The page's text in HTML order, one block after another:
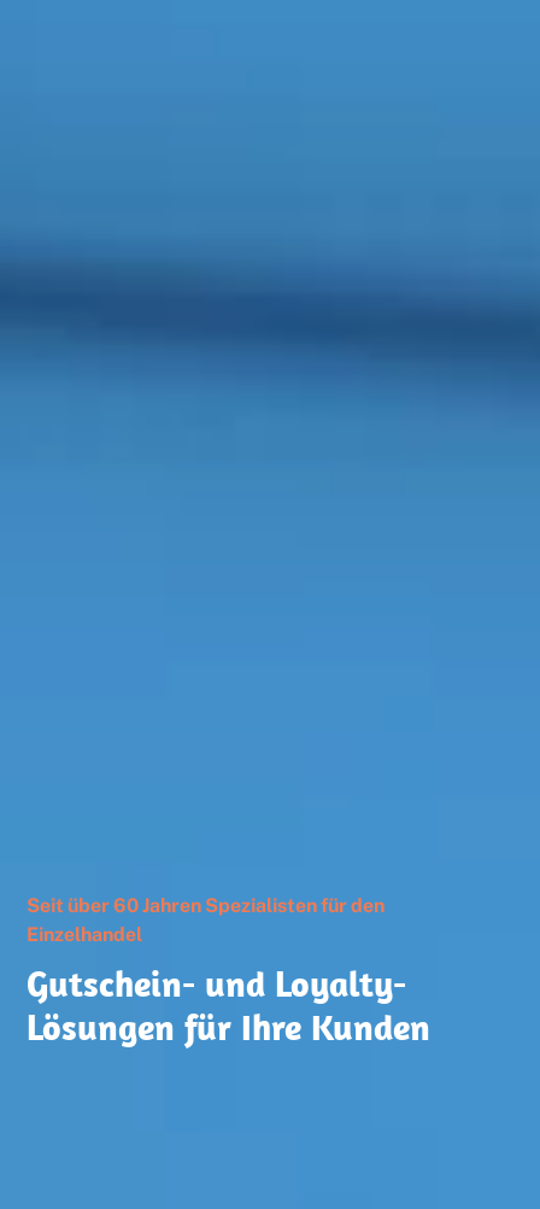
Seit über 60 Jahren Spezialisten für den
Einzelhandel
Gutschein- und Loyalty-
Lösungen für Ihre Kunden